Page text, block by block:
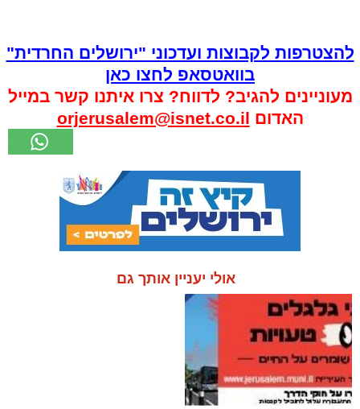
להצטרפות לקבוצות ועדכוני "ירושלים החרדית"
בוואטסאפ לחצו כאן
מעוניינים להגיב? לדווח? צרו איתנו קשר במייל
האדום orjerusalem@isnet.co.il
אולי יעניין אותך גם